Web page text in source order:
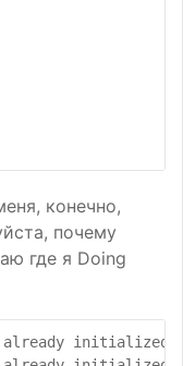
конечно,
почему
где я Doing
already initialized